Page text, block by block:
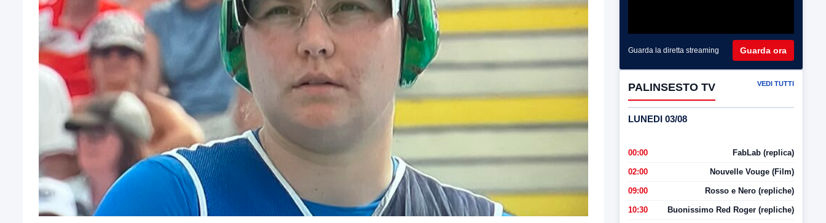
Guarda la diretta streaming Guarda ora
PALINSESTO TV VEDI TUTTI
LUNEDI 03/08
00:00 FabLab (replica)
02:00 Nouvelle Vouge (Film)
09:00 Rosso e Nero (repliche)
10:30 Buonissimo Red Roger (repliche)